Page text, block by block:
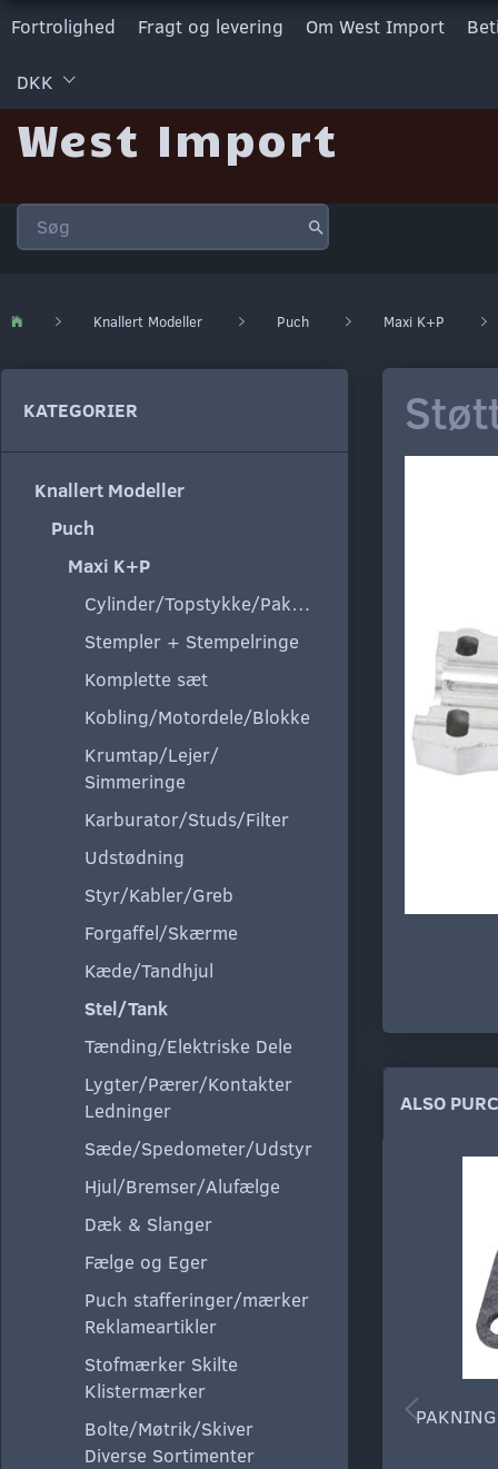
Fortrolighed Fragt og levering Om West Import
DKK
West Import
Knallert Modeller Puch Maxi K+P
KATEGORIER
Knallert Modeller
Puch
Maxi K+P
Cylinder/Topstykke/Pakning
Stempler + Stempelringe
Komplette sæt
Kobling/Motordele/Blokke
Krumtap/Lejer/
Simmeringe
Karburator/Studs/Filter
Udstødning
Styr/Kabler/Greb
Forgaffel/Skærme
Kæde/Tandhjul
Stel/Tank
Tænding/Elektriske Dele
Lygter/Pærer/Kontakter
Ledninger
Sæde/Spedometer/Udstyr
Hjul/Bremser/Alufælge
Dæk & Slanger
Fælge og Eger
Puch stafferinger/mærker
Reklameartikler
Stofmærker Skilte
Klistermærker
Bolte/Møtrik/Skiver
Diverse Sortimenter
ALSO